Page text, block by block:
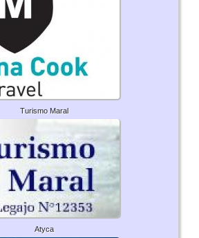
Turismo Maral
Atyca